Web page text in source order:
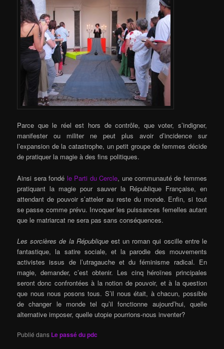
Parce que le réel est hors de contrôle, que voter, s’indigner,
manifester ou militer ne peut plus avoir d’incidence sur
l’expansion de la catastrophe, un petit groupe de femmes décide
de pratiquer la magie à des fins politiques.
Ainsi sera fondé le Parti du Cercle, une communauté de femmes
pratiquant la magie pour sauver la République Française, en
attendant de pouvoir s’atteler au reste du monde. Enfin, si tout
se passe comme prévu. Invoquer les puissances femelles autant
que le matriarcat ne sera pas sans conséquences.
Les sorcières de la Républiqueest un roman qui oscille entre le
fantastique, la satire sociale, et la parodie des mouvements
activistes issus de l’utragauche et du féminisme radical. En
magie, demander, c’est obtenir. Les cinq héroïnes principales
seront donc confrontées à la notion de pouvoir, et à la question
que nous nous posons tous. S’il nous était, à chacun, possible
de changer le monde tel qu’il fonctionne aujourd’hui, quelle
alternative imposer, quelle utopie pourrions-nous inventer?
Publié dans Le passé du pdc